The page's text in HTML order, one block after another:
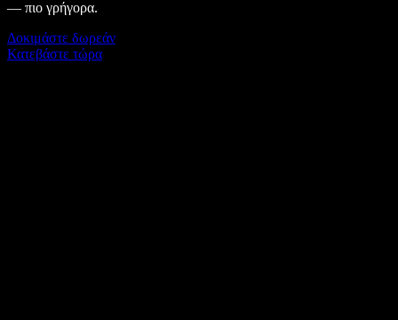
— πιο γρήγορα.
Δοκιμάστε δωρεάν
Κατεβάστε τώρα